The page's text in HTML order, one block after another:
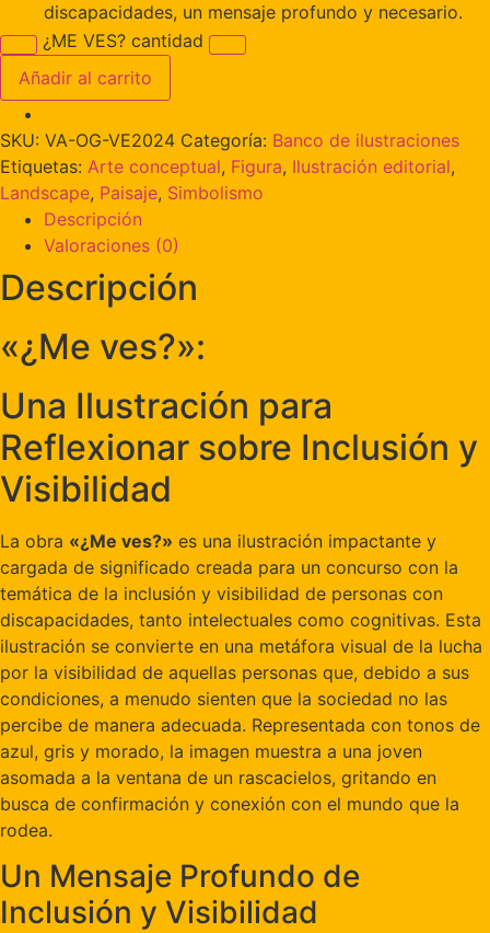
discapacidades, un mensaje profundo y necesario.
¿ME VES? cantidad
Añadir al carrito
SKU: VA-OG-VE2024 Categoría: Banco de ilustraciones
Etiquetas: Arte conceptual, Figura, Ilustración editorial,
Landscape, Paisaje, Simbolismo
Descripción
Valoraciones (0)
Descripción
«¿Me ves?»:
Una Ilustración para
Reflexionar sobre Inclusión y
Visibilidad
La obra «¿Me ves?» es una ilustración impactante y
cargada de significado creada para un concurso con la
temática de la inclusión y visibilidad de personas con
discapacidades, tanto intelectuales como cognitivas. Esta
ilustración se convierte en una metáfora visual de la lucha
por la visibilidad de aquellas personas que, debido a sus
condiciones, a menudo sienten que la sociedad no las
percibe de manera adecuada. Representada con tonos de
azul, gris y morado, la imagen muestra a una joven
asomada a la ventana de un rascacielos, gritando en
busca de confirmación y conexión con el mundo que la
rodea.
Un Mensaje Profundo de
Inclusión y Visibilidad